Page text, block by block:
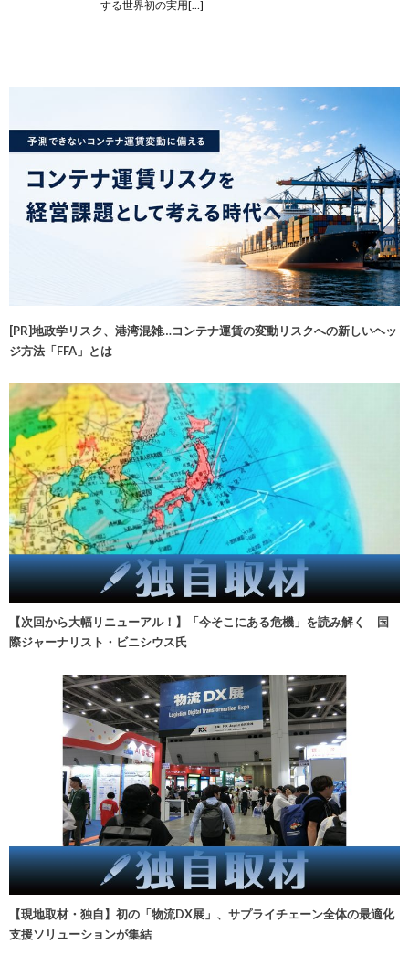
する世界初の実用[…]
[PR]地政学リスク、港湾混雑…コンテナ運賃の変動リスクへの新しいヘッ
ジ方法「FFA」とは
【次回から大幅リニューアル！】「今そこにある危機」を読み解く 国
際ジャーナリスト・ビニシウス氏
【現地取材・独自】初の「物流DX展」、サプライチェーン全体の最適化
支援ソリューションが集結